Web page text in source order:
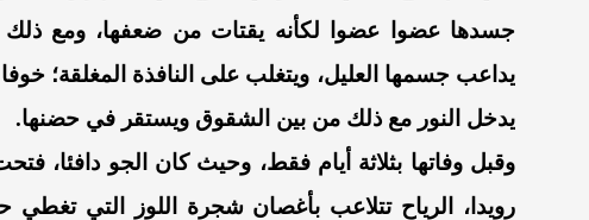
جسدها عضوا عضوا لكأنه يقتات من ضعفها، ومع
يداعب جسمها العليل، ويتغلب على النافذة المغلقة؛
يدخل النور مع ذلك من بين الشقوق ويستقر في حضنها.
وقبل وفاتها بثلاثة أيام فقط، وحيث كان الجو دافئا،
رويدا، الرياح تتلاعب بأغصان شجرة اللوز التي